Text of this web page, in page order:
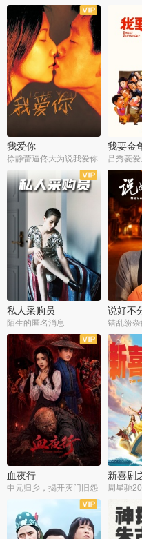
我爱你
徐静蕾逼佟大为说我爱你
我要金
吕秀菱
私人采购员
陌生的匿名消息
说好不
错乱纷
血夜行
中元归乡，揭开灭门旧怨
新喜剧
周星驰